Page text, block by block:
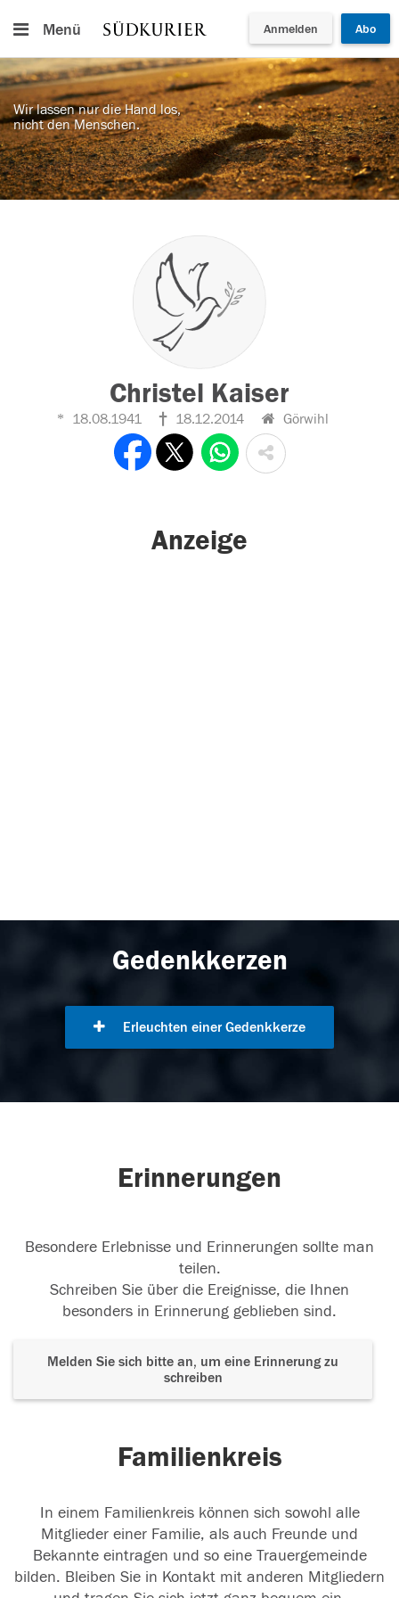
Menü Anmelden Abo
Wir lassen nur die Hand los,
nicht den Menschen.
Christel Kaiser
18.08.1941 18.12.2014 Görwihl
Anzeige
Gedenkkerzen
Erleuchten einer Gedenkkerze
Erinnerungen
Besondere Erlebnisse und Erinnerungen sollte man
teilen.
Schreiben Sie über die Ereignisse, die Ihnen
besonders in Erinnerung geblieben sind.
Melden Sie sich bitte an, um eine Erinnerung zu
schreiben
Familienkreis
In einem Familienkreis können sich sowohl alle
Mitglieder einer Familie, als auch Freunde und
Bekannte eintragen und so eine Trauergemeinde
bilden. Bleiben Sie in Kontakt mit anderen Mitgliedern